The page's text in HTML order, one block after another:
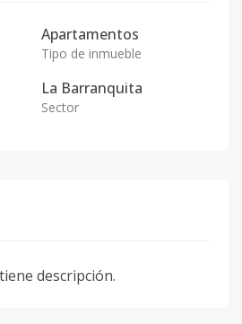
Apartamentos
Tipo de inmueble
La Barranquita
Sector
descripción.